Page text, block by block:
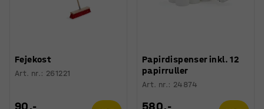
Fejekost
Art. nr.: 261221
Papirdispenser inkl. 12
papirruller
Art. nr.: 24874